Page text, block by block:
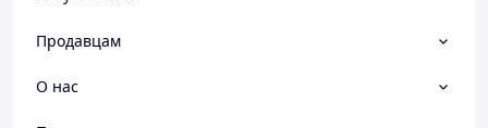
Продавцам
О нас